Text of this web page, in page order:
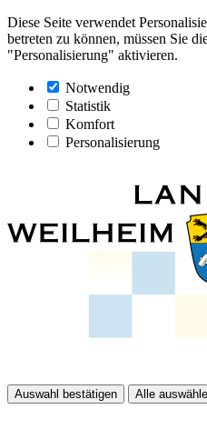
Diese Seite verwendet
betreten zu können, müssen Sie
"Personalisierung" aktivieren.
Notwendig
Statistik
Komfort
Personalisierung
Auswahl bestätigen Alle